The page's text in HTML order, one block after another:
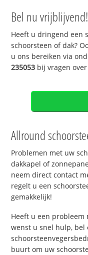
Bel nu vrijblijvend!
Heeft u dringend een
schoorsteen of dak?
u ons bereiken via
235053 bij vragen over
Allround
Problemen met uw
dakkapel of
neem direct contact
regelt u een
gemakkelijk!
Heeft u een probleem
wenst u snel hulp, bel
buurt om uw